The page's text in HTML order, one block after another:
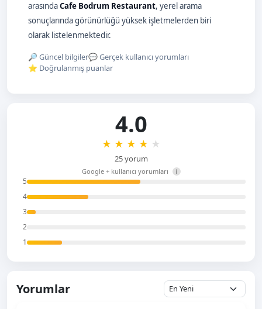
arasındaCafe Bodrum Restaurant, yerel arama
sonuçlarında görünürlüğü yüksek işletmelerden biri
olarak listelenmektedir.
🔎 Güncel bilgiler💬 Gerçek kullanıcı yorumları
⭐ Doğrulanmış puanlar
5
4
3
2
1
4.0
★ ★ ★ ★ ★
25 yorum
Google + kullanıcı yorumları i
Yorumlar